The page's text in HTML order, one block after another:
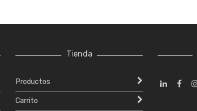
Tienda
Productos
Carrito